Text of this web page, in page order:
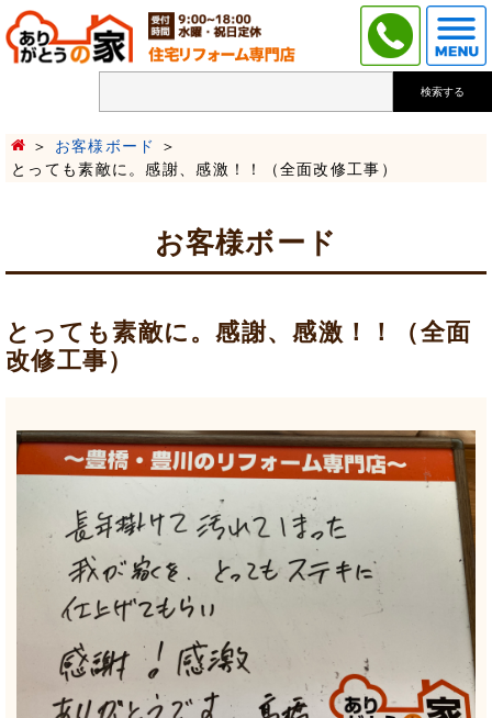
検索する
お客様ボード
とっても素敵に。感謝、感激！！（全面改修工事）
お客様ボード
とっても素敵に。感謝、感激！！（全面
改修工事）